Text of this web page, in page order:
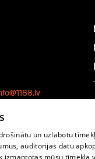
un uzlabotu
auditorijas datu
mūsu